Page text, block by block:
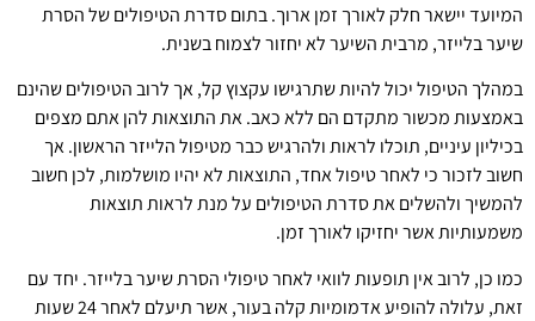
המיועד יישאר חלק לאורך זמן ארוך. בתום סדרת הטיפולים של הסרת
שיער בלייזר, מרבית השיער לא יחזור לצמוח בשנית.
במהלך הטיפול יכול להיות שתרגישו עקצוץ קל, אך לרוב הטיפולים שהינם
באמצעות מכשור מתקדם הם ללא כאב. את התוצאות להן אתם מצפים
בכיליון עיניים, תוכלו לראות ולהרגיש כבר מטיפול הלייזר הראשון. אך
חשוב לזכור כי לאחר טיפול אחד, התוצאות לא יהיו מושלמות, לכן חשוב
להמשיך ולהשלים את סדרת הטיפולים על מנת לראות תוצאות
משמעותיות אשר יחזיקו לאורך זמן.
כמו כן, לרוב אין תופעות לוואי לאחר טיפולי הסרת שיער בלייזר. יחד עם
זאת, עלולה להופיע אדמומיות קלה בעור, אשר תיעלם לאחר 24 שעות